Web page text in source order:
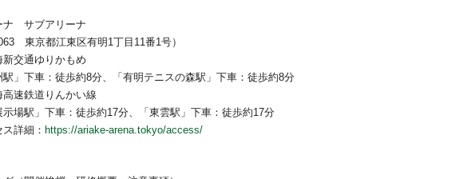
ナ サブアリーナ
東京都江東区有明1丁目11番1号）
交通ゆりかもめ
」下車：徒歩約8分、「有明テニスの森駅」下車：徒歩約8分
速鉄道りんかい線
場駅」下車：徒歩約17分、「東雲駅」下車：徒歩約17分
詳細： https://ariake-arena.tokyo/access/